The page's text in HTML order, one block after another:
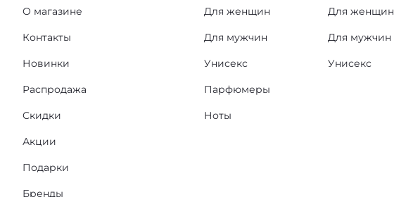
О магазине
Контакты
Новинки
Распродажа
Скидки
Акции
Подарки
Бренды
Для женщин
Для мужчин
Унисекс
Парфюмеры
Ноты
Для женщин
Для мужчин
Унисекс